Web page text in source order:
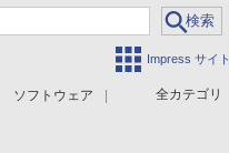
Impress サイト
全カテゴリ
ソフトウェア